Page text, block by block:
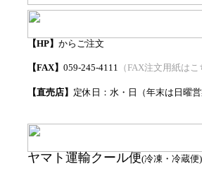
【HP】 からご注文
【FAX】 059-245-4111 （FAX注文用紙は
【直売店】 定休日：水・日 （年末は日曜
ヤマト運輸クール便(冷凍・冷蔵便